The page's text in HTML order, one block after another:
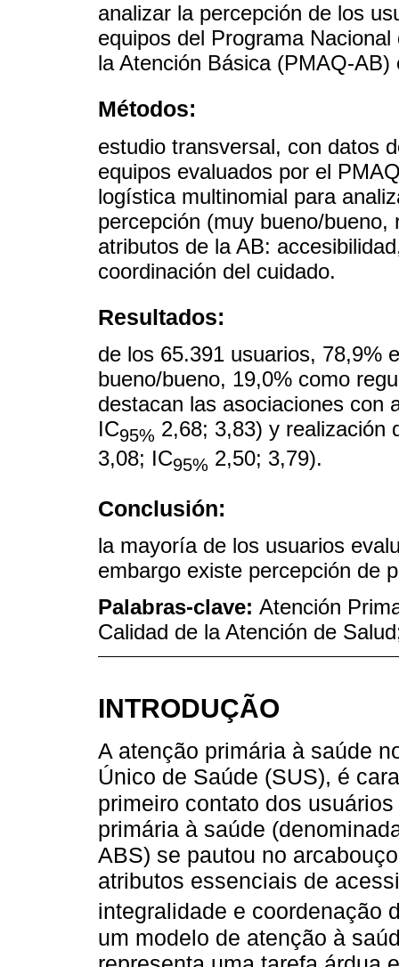
analizar la percepción de los
equipos del Programa
la Atención Básica (PMAQ-AB)
Métodos:
estudio transversal, con datos
equipos evaluados por el
logística multinomial para
percepción (muy bueno/
atributos de la AB:
coordinación del cuidado.
Resultados:
de los 65.391 usuarios, 78,9%
bueno/bueno, 19,0% como
destacan las asociaciones con
IC95% 2,68; 3,83) y realización
3,08; IC95% 2,50; 3,79).
Conclusión:
la mayoría de los usuarios
embargo existe percepción de
Palabras-clave: Atención
Calidad de la Atención de
INTRODUÇÃO
A atenção primária à saúde
Único de Saúde (SUS), é
primeiro contato dos
primária à saúde
ABS) se pautou no
atributos essenciais de
integralidade e coordenação
um modelo de atenção à